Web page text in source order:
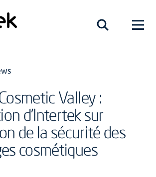
Valley :
d'Intertek sur
de la sécurité des
cosmétiques